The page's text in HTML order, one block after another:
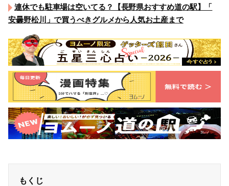
連休でも駐車場は空いてる？【長野県おすすめ道の駅】「
安曇野松川」で買うべきグルメから人気お土産まで
もくじ